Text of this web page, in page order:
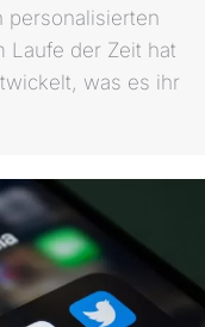
personalisierten
Laufe der Zeit hat
was es ihr